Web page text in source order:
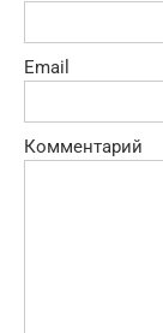
Email
Комментарий